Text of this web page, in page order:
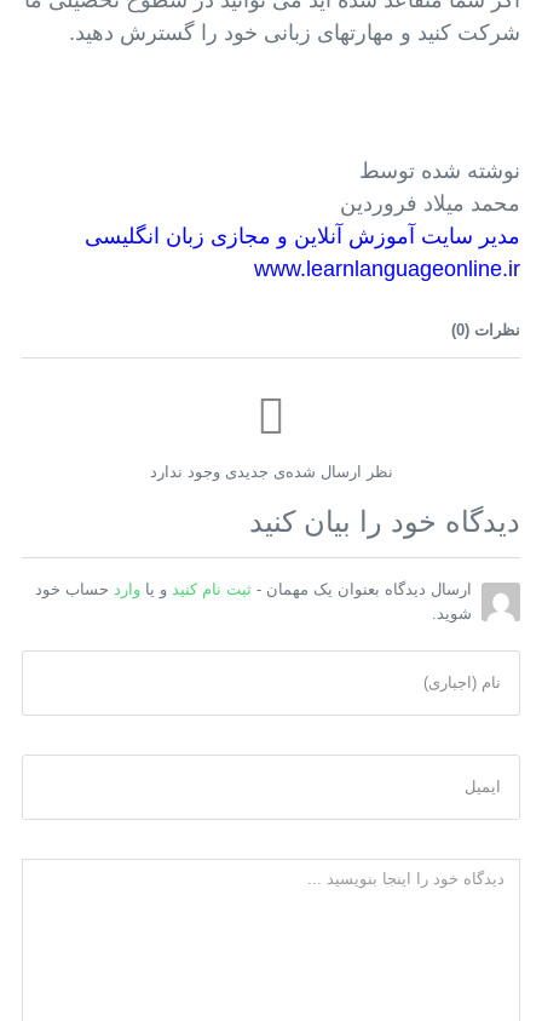
شرکت کنید و مهارتهای زبانی خود را گسترش دهید.
نوشته شده توسط
محمد میلاد فروردین
مدیر سایت آموزش آنلاین و مجازی زبان انگلیسی
www.learnlanguageonline.ir
نظرات (0
)
نظر ارسال شده‌ی جدیدی وجود ندارد
دیدگاه خود را بیان کنید
ارسال دیدگاه بعنوان یک مهمان - ثبت نام کنید و یا وارد حساب خود
شوید.
نام (اجباری)
ایمیل